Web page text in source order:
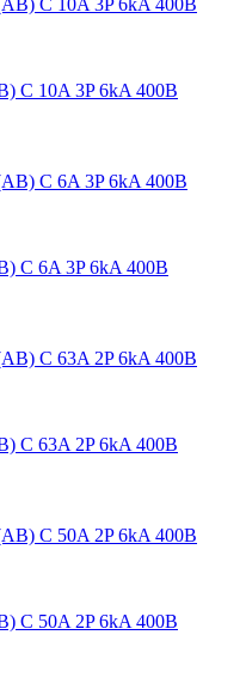
C 10A 3P 6kA 400В
C 6A 3P 6kA 400В
C 63A 2P 6kA 400В
C 50A 2P 6kA 400В